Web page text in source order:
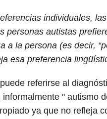
individuales,
personas autistas
a la persona (es decir,
esa preferencia
referirse al
" autismo
ya que no refleja